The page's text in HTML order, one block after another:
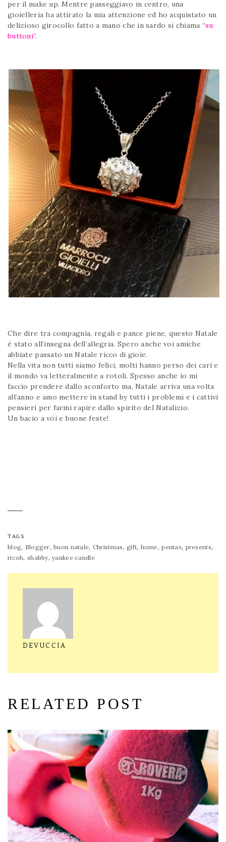
per il make up. Mentre passeggiavo in centro, una
gioielleria ha attirato la mia attenzione ed ho acquistato un
delizioso girocollo fatto a mano che in sardo si chiama “su
buttoni“.
Che dire tra compagnia, regali e pance piene, questo Natale
è stato all’insegna dell’allegria. Spero anche voi amiche
abbiate passato un Natale ricco di gioie.
Nella vita non tutti siamo felici, molti hanno perso dei cari e
il mondo va letteralmente a rotoli. Spesso anche io mi
faccio prendere dallo sconforto ma, Natale arriva una volta
all’anno e amo mettere in stand by tutti i problemi e i cattivi
pensieri per farmi rapire dallo spirito del Natalizio.
Un bacio a voi e buone feste!
TAGS
blog, Blogger,buon natale, Christmas, gift, home,pentax, presents,
ricoh, shabby,yankee candle
DEVUCCIA
RELATED POST